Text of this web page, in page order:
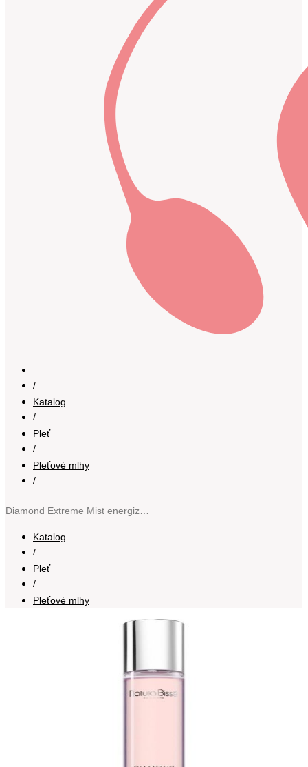
/
Katalog
/
Pleť
/
Pleťové mlhy
/
Katalog
/
Pleť
/
Pleťové mlhy